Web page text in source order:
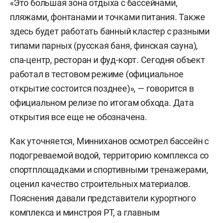
«Это большая зона отдыха с бассейнами,
пляжами, фонтанами и точками питания. Также
здесь будет работать банный кластер с разными
типами парных (русская баня, финская сауна),
спа-центр, ресторан и фуд-корт. Сегодня объект
работал в тестовом режиме (официальное
открытие состоится позднее)», — говорится в
официальном релизе по итогам обхода. Дата
открытия все еще не обозначена.
Как уточняется, Минниханов осмотрел бассейн с
подогреваемой водой, территорию комплекса со
спортплощадками и спортивными тренажерами,
оценил качество строительных материалов.
Пояснения давали представители курортного
комплекса и минстроя РТ, а главным